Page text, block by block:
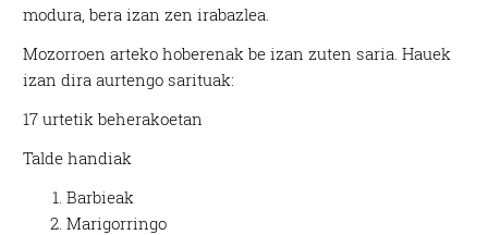
modura, bera izan zen irabazlea.
Mozorroen arteko hoberenak be izan zuten saria. Hauek
izan dira aurtengo sarituak:
17 urtetik beherakoetan
Talde handiak
Barbieak
Marigorringo